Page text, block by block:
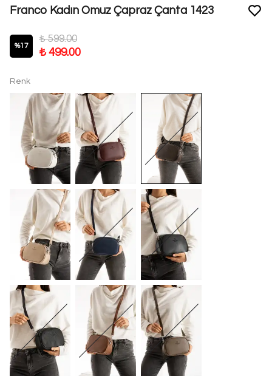
Franco Kadın Omuz Çapraz Çanta 1423
%17
₺ 599.00
₺ 499.00
Renk